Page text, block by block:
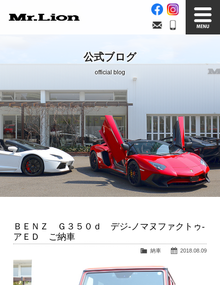
在庫車情報 買取無料査定
Factory
自社工場 サービス案内
Official Blog
公式ブログ
Company info.
会社案内
公式ブログ
official blog
ＢＥＮＺ Ｇ３５０ｄ デジ-ノマヌファクトゥ-
アＥＤ ご納車
2018.08.09
納車